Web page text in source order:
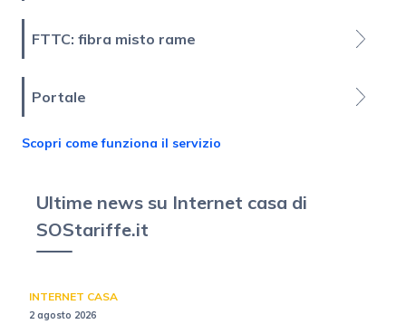
FTTC: fibra misto rame
Portale
Scopri come funziona il servizio
Ultime news su Internet casa di
SOStariffe.it
INTERNET CASA
2 agosto 2026